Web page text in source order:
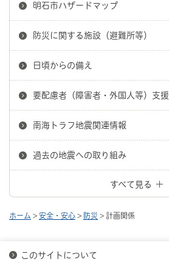
明石市ハザードマップ
防災に関する施設（避難所等）
日頃からの備え
要配慮者（障害者・外国人等）支援
南海トラフ地震関連情報
過去の地震への取り組み
すべて見る
ホーム > 安全・安心 > 防災 > 計画関係
このサイトについて